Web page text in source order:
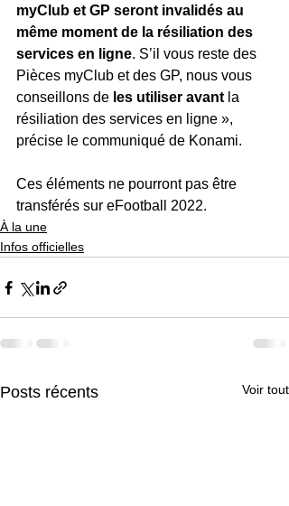
myClub et GP seront invalidés au
même moment de la résiliation des
services en ligne. S’il vous reste des
Pièces myClub et des GP, nous vous
conseillons de les utiliser avant la
résiliation des services en ligne »,
précise le communiqué de Konami.
Ces éléments ne pourront pas être
transférés sur eFootball 2022.
À la une
Infos officielles
Posts récents Voir tout